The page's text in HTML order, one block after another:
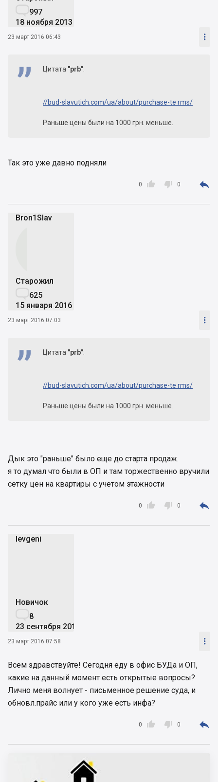
997
18 ноября 2013
23 март 2016 06:43 
Цитата "prb":
//bud-slavutich.com/ua/about/purchase-te rms/
Раньше цены были на 1000 грн. меньше.
Так это уже давно подняли

0  0 
Bron1Slav
Старожил
625
15 января 2016
23 март 2016 07:03 
Цитата "prb":
//bud-slavutich.com/ua/about/purchase-te rms/
Раньше цены были на 1000 грн. меньше.
Дык это "раньше" было еще до старта продаж.
я то думал что были в ОП и там торжественно вручили
сетку цен на квартиры с учетом этажности

0  0 
Ievgeni
Новичок
8
23 сентября 2015
23 март 2016 07:58 
Всем здравствуйте! Сегодня еду в офис БУДа и ОП,
какие на данный момент есть открытые вопросы?
Лично меня волнует - письменное решение суда, и
обновл.прайс или у кого уже есть инфа?

0  0 